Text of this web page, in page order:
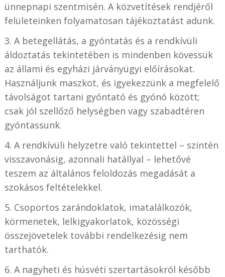
ünnepnapi szentmisén. A közvetítések rendjéről
felületeinken folyamatosan tájékoztatást adunk.
3. A betegellátás, a gyóntatás és a rendkívüli
áldoztatás tekintetében is mindenben kövessük
az állami és egyházi járványügyi előírásokat.
Használjunk maszkot, és igyekezzünk a megfelelő
távolságot tartani gyóntató és gyónó között;
csak jól szellőző helységben vagy szabadtéren
gyóntassunk.
4. A rendkívüli helyzetre való tekintettel – szintén
visszavonásig, azonnali hatállyal – lehetővé
teszem az általános feloldozás megadását a
szokásos feltételekkel.
5. Csoportos zarándoklatok, imatalálkozók,
körmenetek, lelkigyakorlatok, közösségi
összejövetelek további rendelkezésig nem
tarthatók.
6. A nagyheti és húsvéti szertartásokról később